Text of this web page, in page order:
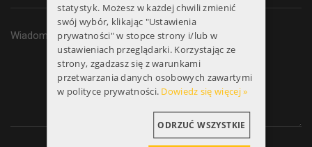
statystyk. Możesz w każdej chwili zmienić
swój wybór, klikając "Ustawienia
prywatności" w stopce strony i/lub w
ustawieniach przeglądarki. Korzystając ze
strony, zgadzasz się z warunkami
przetwarzania danych osobowych zawartymi
w polityce prywatności. Dowiedz się więcej »
ODRZUĆ WSZYSTKIE